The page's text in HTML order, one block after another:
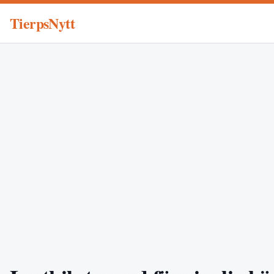
TierpsNytt